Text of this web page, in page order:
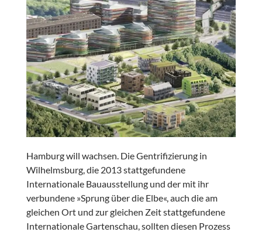
Hamburg will wachsen. Die Gentrifizierung in
Wilhelmsburg, die 2013 stattgefundene
Internationale Bauausstellung und der mit ihr
verbundene »Sprung über die Elbe«, auch die am
gleichen Ort und zur gleichen Zeit stattgefundene
Internationale Gartenschau, sollten diesen Prozess